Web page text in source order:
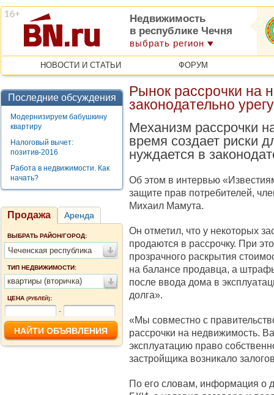
Недвижимость
в республике Чечня
выбрать регион
НОВОСТИ И СТАТЬИ ФОРУМ
Последние обсуждения
Модернизируем бабушкину
квартиру
Налоговый вычет:
позитив-2016
Работа в недвижимости. Как
начать?
Продажа Аренда
ВЫБРАТЬ РАЙОН/ГОРОД:
Чеченская республика
ТИП НЕДВИЖИМОСТИ:
квартиры (вторичка)
ЦЕНА (РУБЛЕЙ):
-
Рынок рассрочки на
законодательно
Механизм рассрочки
время создает риски
нуждается в
Об этом в интервью
защите прав потребителей,
Михаил Мамута.
Он отметил, что у некоторых
продаются в рассрочку. При
прозрачного раскрытия
на балансе продавца, а
после ввода дома в
долга».
«Мы совместно с
рассрочки на недвижимость.
эксплуатацию право
застройщика возникало
По его словам, информация о